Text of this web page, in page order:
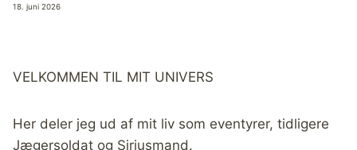
18. juni 2026
VELKOMMEN TIL MIT UNIVERS
Her deler jeg ud af mit liv som eventyrer, tidligere
Jægersoldat og Siriusmand.